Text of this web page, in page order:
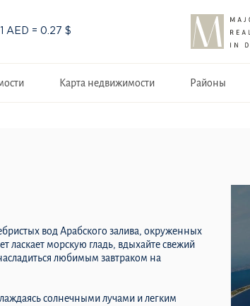
1 AED = 0.27 $
Карта недвижимости Районы
вод Арабского залива, окруженных
ласкает морскую гладь, вдыхайте свежий
любимым завтраком на
солнечными лучами и легким